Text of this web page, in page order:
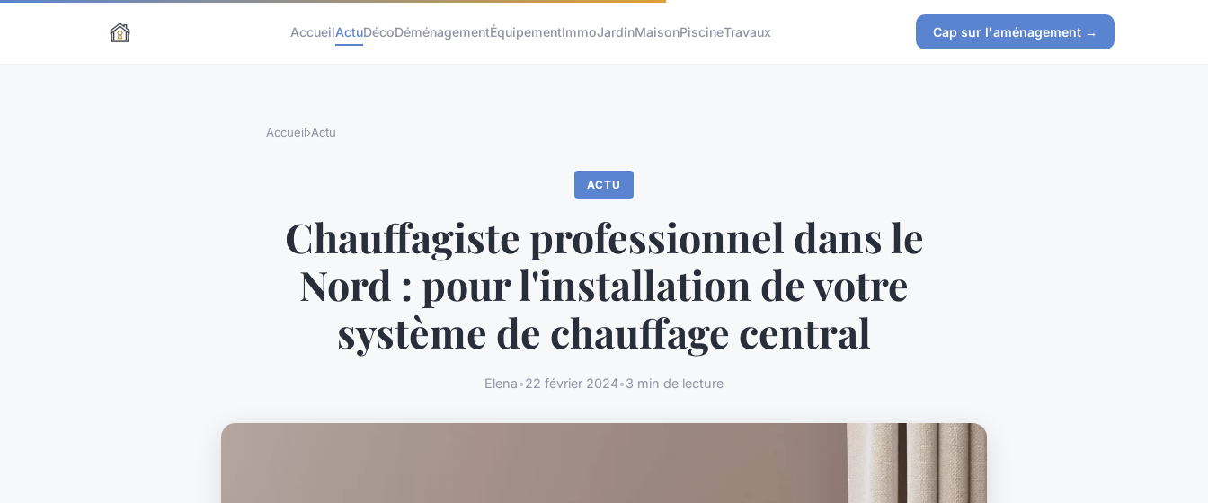
AccueilActuDécoDéménagementÉquipementImmoJardinMaisonPiscineTravaux Cap sur l'aménagement →
Accueil›Actu
ACTU
Chauffagiste professionnel dans le
Nord : pour l'installation de votre
système de chauffage central
Elena•22 février 2024•3 min de lecture